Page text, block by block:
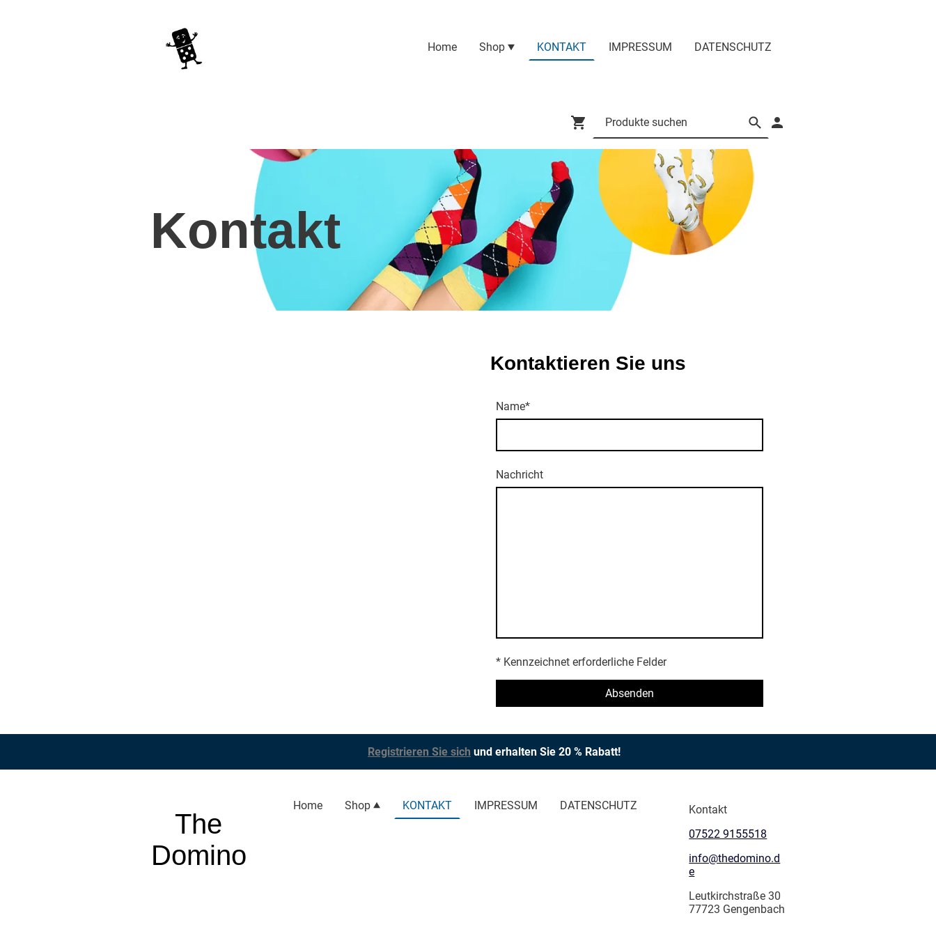
Home Shop KONTAKT IMPRESSUM DATENSCHUTZ
Kontakt
Kontaktieren Sie uns
Name*
Nachricht
* Kennzeichnet erforderliche Felder
Absenden
Registrieren Sie sich und erhalten Sie 20 % Rabatt!
The
Domino
Home Shop KONTAKT IMPRESSUM DATENSCHUTZ
Kontakt
07522 9155518
info@thedomino.d
e
Leutkirchstraße 30
77723 Gengenbach